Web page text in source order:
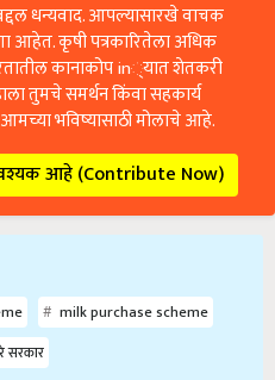
धन्यवाद. आपल्यासारखे वाचक
आहेत. कृषी पत्रकारितेला अधिक
कानाकोप in्यात शेतकरी
तुमचे समर्थन किंवा सहकार्य
भविष्यासाठी मोलाचे आहे.
आहे (Contribute Now)
milk purchase scheme
सरकार